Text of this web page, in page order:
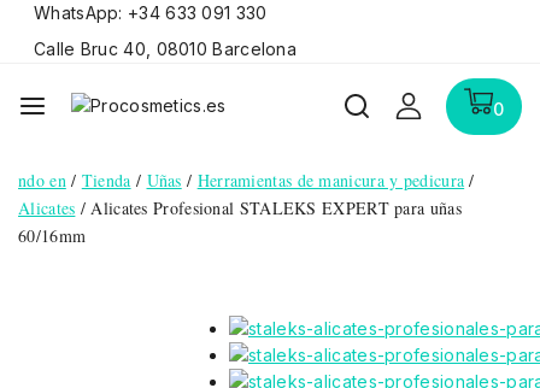
WhatsApp: +34 633 091 330
Calle Bruc 40, 08010 Barcelona
0
ndo en / Tienda / Uñas / Herramientas de manicura y pedicura /
Alicates / Alicates Profesional STALEKS EXPERT para uñas
60/16mm